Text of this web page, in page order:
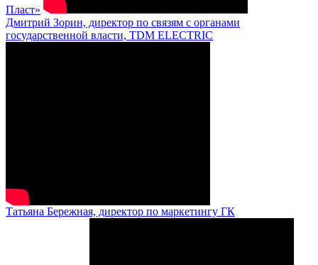
Пласт»
Дмитрий Зорин, директор по связям с органами
государственной власти, TDM ELECTRIC
Татьяна Бережная, директор по маркетингу ГК